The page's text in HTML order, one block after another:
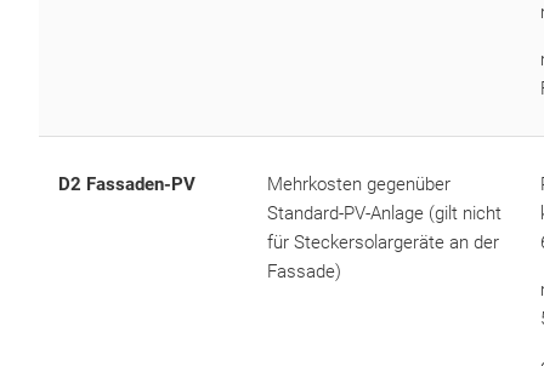
D2 Fassaden-PV
Mehrkosten gegenüber
Standard-PV-Anlage (gilt nicht
für Steckersolargeräte an der
Fassade)